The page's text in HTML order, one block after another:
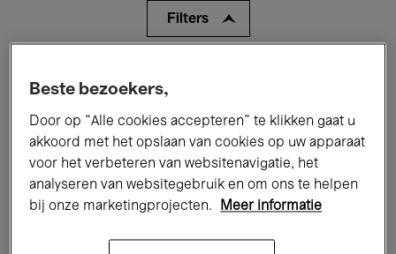
Filters
Tentoonstellingen Films
Performances Lezingen & Debatten
Klassieke Muziek Global Music
Elektronische Muziek
Beste bezoekers,
Door op “Alle cookies accepteren” te klikken gaat u
akkoord met het opslaan van cookies op uw apparaat
voor het verbeteren van websitenavigatie, het
analyseren van websitegebruik en om ons te helpen
bij onze marketingprojecten.
Meer informatie